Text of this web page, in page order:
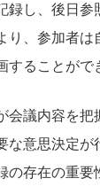
録し、後日参
り、参加者は
ることがで
会議内容を把
な意思決定が
の存在の重要